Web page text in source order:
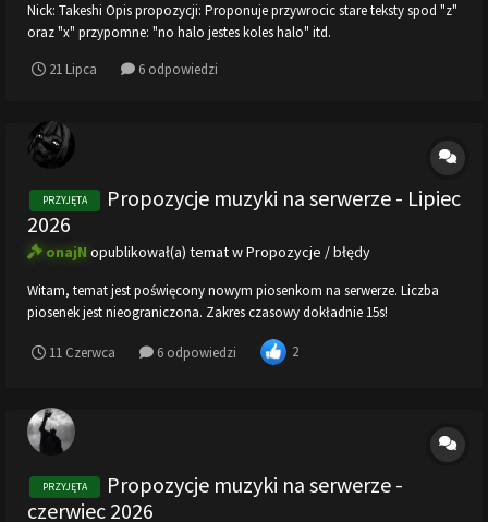
Nick: Takeshi Opis propozycji: Proponuje przywrocic stare teksty spod "z"
oraz "x" przypomne: "no halo jestes koles halo" itd.
21 Lipca 6 odpowiedzi
PRZYJĘTA
Propozycje muzyki na serwerze - Lipiec
2026
onajN opublikował(a) temat wPropozycje / błędy
Witam, temat jest poświęcony nowym piosenkom na serwerze. Liczba
piosenek jest nieograniczona. Zakres czasowy dokładnie 15s!
11 Czerwca 6 odpowiedzi 2
PRZYJĘTA
Propozycje muzyki na serwerze -
czerwiec 2026